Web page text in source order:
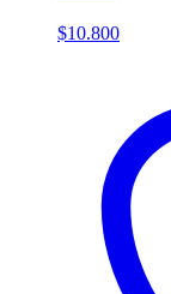
$10.800